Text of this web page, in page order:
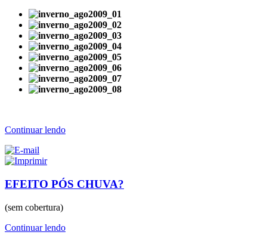
Continuar lendo
EFEITO PÓS CHUVA?
(sem cobertura)
Continuar lendo